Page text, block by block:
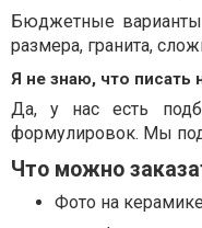
Бюджетные
размера, гранита,
Я не знаю, что
Да, у нас есть
формулировок. Мы
Что можно
Фото на